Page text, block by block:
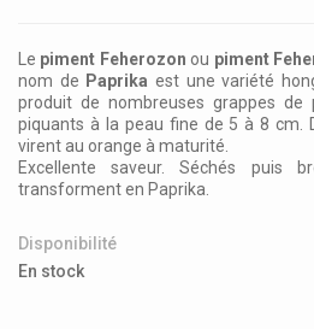
Le piment Feherozon ou piment
nom de Paprikaest une variété
produit de nombreuses grappes
piquants à la peau fine de 5 à 8 cm.
virent au orange à maturité.
Excellente saveur. Séchés puis
transforment en Paprika.
Disponibilité
En stock